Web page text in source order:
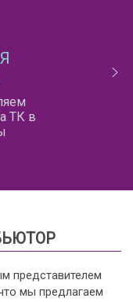
ТК в
представителем
мы предлагаем